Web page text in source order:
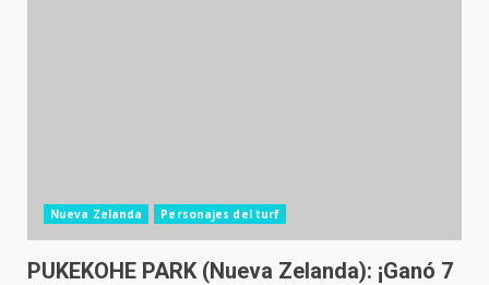
Nueva Zelanda Personajes del turf
PUKEKOHE PARK (Nueva Zelanda): ¡Ganó 7